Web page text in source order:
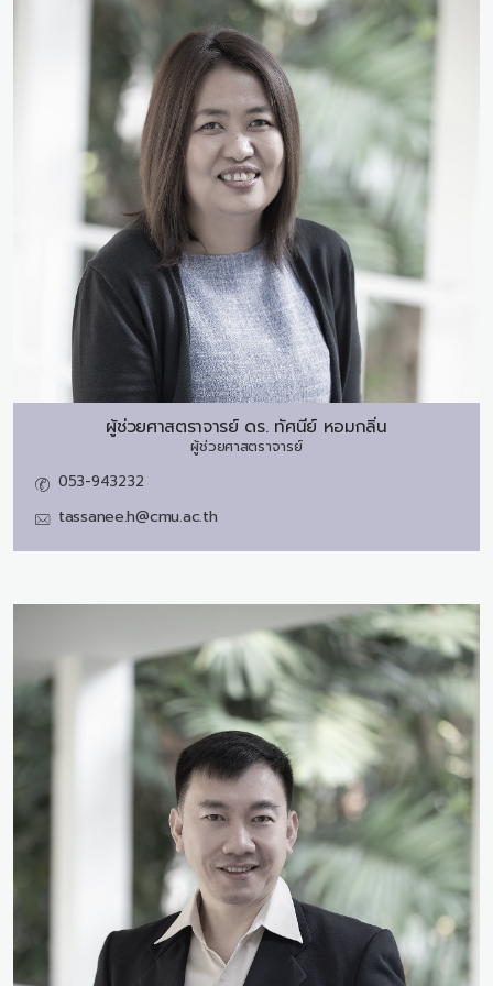
ผู้ช่วยศาสตราจารย์ ดร. ทัศนีย์ หอมกลิ่น
ผู้ช่วยศาสตราจารย์
053-943232
tassanee.h@cmu.ac.th